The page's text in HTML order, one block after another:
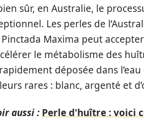
sûr, en Australie, le
Les perles de
Maxima peut
le métabolisme des
déposée dans
rares : blanc, argenté et
aussi : Perle d'huître : voici